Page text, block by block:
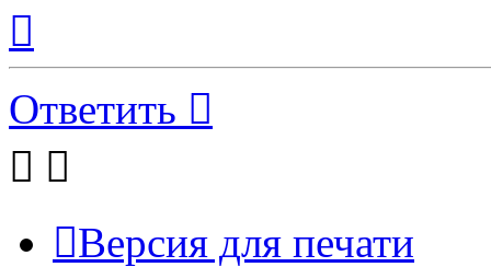
началу
Ответить
Версия для печати